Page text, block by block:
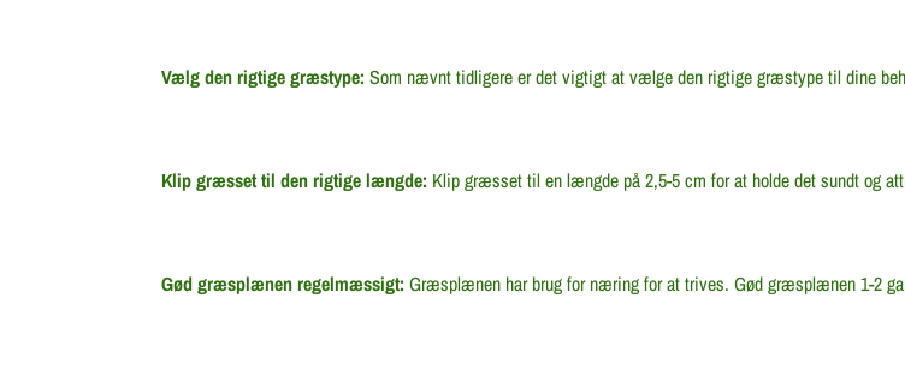
Vælg den rigtige græstype: Som nævnt tidligere er det vigtigt at vælge den rigtige græstype til dine
Klip græsset til den rigtige længde: Klip græsset til en længde på 2,5-5 cm for at holde det sundt og
Gød græsplænen regelmæssigt: Græsplænen har brug for næring for at trives. Gød græsplænen 1-2